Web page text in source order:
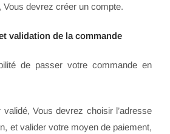
devrez créer un compte.
validation de la commande
de passer votre commande en
Vous devrez choisir l’adresse
et valider votre moyen de paiement,